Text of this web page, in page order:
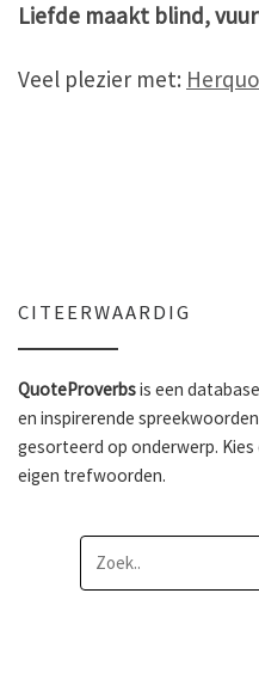
Liefde maakt blind,
Veel plezier met:
CITEERWAARDIG
QuoteProverbsis een
en inspirerende
gesorteerd op onderwerp. Kies
eigen trefwoorden.